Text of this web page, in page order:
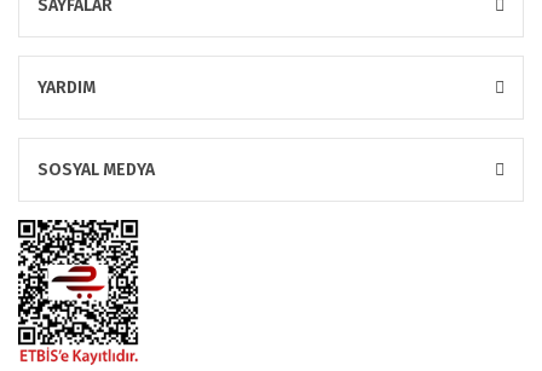
SAYFALAR
YARDIM
SOSYAL MEDYA